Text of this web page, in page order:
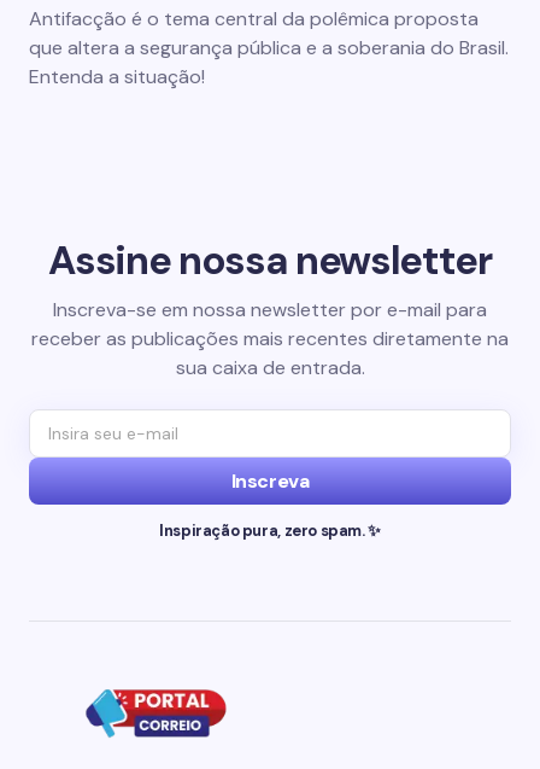
Antifacção é o tema central da polêmica proposta
que altera a segurança pública e a soberania do Brasil.
Entenda a situação!
Assine nossa newsletter
Inscreva-se em nossa newsletter por e-mail para
receber as publicações mais recentes diretamente na
sua caixa de entrada.
Inscreva
Inspiração pura, zero spam. ✨